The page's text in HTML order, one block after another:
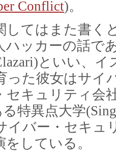
Conflict)。
してはまた書く
ハッカーの話で
といい、
った彼女はサイ
セキュリティ会
特異点大学
イバー・セキュ
している。